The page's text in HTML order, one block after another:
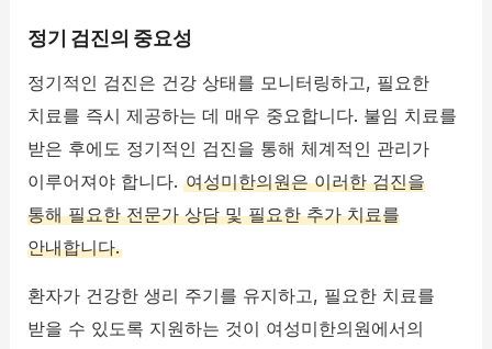
정기 검진의 중요성
정기적인 검진은 건강 상태를 모니터링하고, 필요한
치료를 즉시 제공하는 데 매우 중요합니다. 불임 치료를
받은 후에도 정기적인 검진을 통해 체계적인 관리가
이루어져야 합니다.여성미한의원은 이러한 검진을
통해 필요한 전문가 상담 및 필요한 추가 치료를
안내합니다.
환자가 건강한 생리 주기를 유지하고, 필요한 치료를
받을 수 있도록 지원하는 것이 여성미한의원에서의